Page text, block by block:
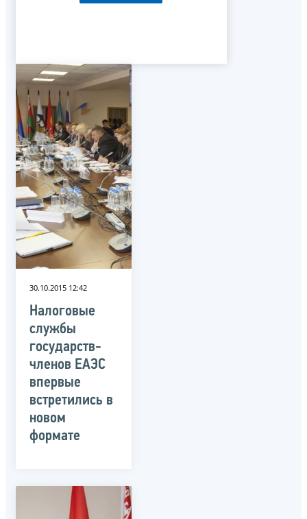
30.10.2015 12:42
Налоговые
службы
государств-
членов ЕАЭС
впервые
встретились в
новом
формате